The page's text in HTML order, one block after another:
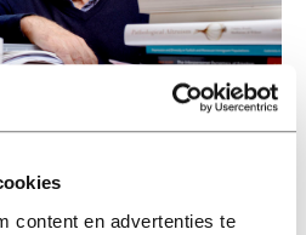
content en advertenties te